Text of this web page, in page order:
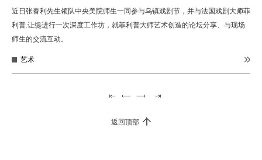
近日张春利先生领队中央美院师生一同参与乌镇戏剧节，并与法国戏剧大师菲
利普.让缇进行一次深度工作坊，就菲利普大师艺术创造的论坛分享、与现场
师生的交流互动。
艺术
返回顶部